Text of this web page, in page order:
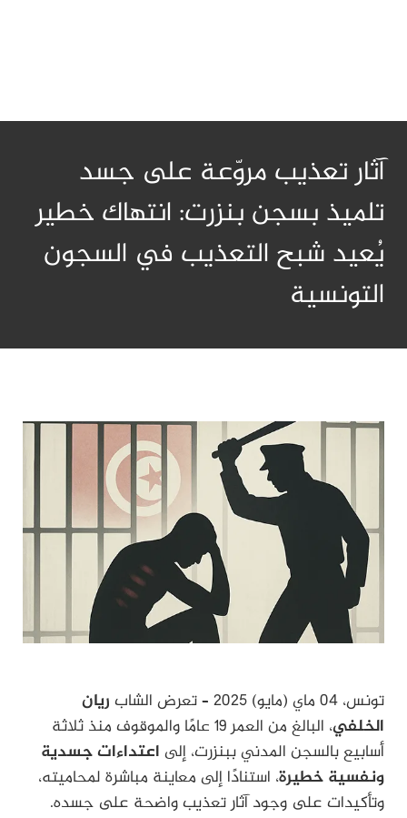
آثار تعذيب مروّعة على جسد
تلميذ بسجن بنزرت: انتهاك خطير
يُعيد شبح التعذيب في السجون
التونسية
تونس، 04 ماي (مايو) 2025 – تعرض الشاب
ريان
الخلفي
، البالغ من العمر 19 عامًا والموقوف منذ ثلاثة
أسابيع بالسجن المدني ببنزرت، إلى اعتداءات جسدية
ونفسية خطيرة، استنادًا إلى معاينة مباشرة لمحاميته،
وتأكيدات على وجود آثار تعذيب واضحة على جسده.